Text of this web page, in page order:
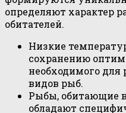
определяют характер
обитателей.
Низкие
сохранению
необходимого для
видов рыб.
Рыбы, обитающие
обладают